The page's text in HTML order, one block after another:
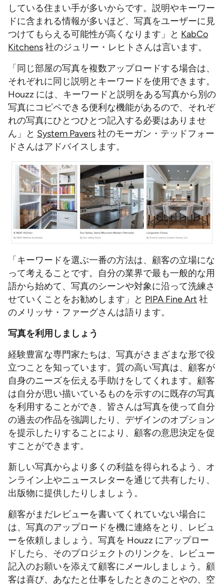
している住まい手が多いからです。説明やキーワー
ドに含まれる情報が多いほど、写真をユーザーに見
つけてもらえる可能性が高くなります」と KabCo
Kitchens社のジュリー・レヒトさんは言います。
「同じ部屋の写真を複数アップロードする場合は、
それぞれに同じ説明とキーワードを使用できます。
Houzz には、キーワードと説明をある写真から別の
写真にコピペできる便利な機能があるので、それぞ
れの写真にひとつひとつ記入する必要はありませ
ん」と System Pavers社のモーガン・テッドフォー
ドさんはアドバイスします。
「キーワードを選ぶ一番の方法は、顧客の立場にな
って考えることです。自分の業界で最も一般的な用
語から始めて、写真のシーンや対象に沿って洗練さ
せていくことをお勧めします」と PIPA Fine Art 社
のメリッサ・ファーグさんは語ります。
写真を利用しましょう
経験豊富な専門家たちは、写真がさまざまな形で役
立つことを知っています。質の高い写真は、顧客が
自身のニーズを伝える手助けをしてくれます。顧客
は自分が思い描いているものを示すのに既存の写真
を利用することができ、皆さんは写真を使って自分
の過去の作品を強調したり、デザインのオプション
を提示したりすることにより、顧客の意思決定を促
すことができます。
新しい写真からより多くの利益を得られるよう、オ
ンライン上やニュースレターを通じて共有したり、
出版物に提供したりしましょう。
顧客がまだレビューを書いてくれていない場合に
は、写真のアップロードを機に連絡をとり、レビュ
ーを依頼しましょう。写真を Houzz にアップロー
ドしたら、そのプロジェクトのリンクを、レビュー
記入のお願いを添えて顧客にメールしましょう。顧
客は喜び、あなたと仕事をしたときのことやの、空